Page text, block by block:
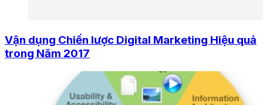
Vận dụng Chiến lược Digital Marketing Hiệu quả
trong Năm 2017